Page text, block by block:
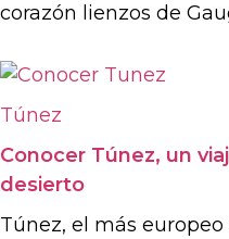
corazón lienzos de
Túnez
Conocer Túnez, un
desierto
Túnez, el más